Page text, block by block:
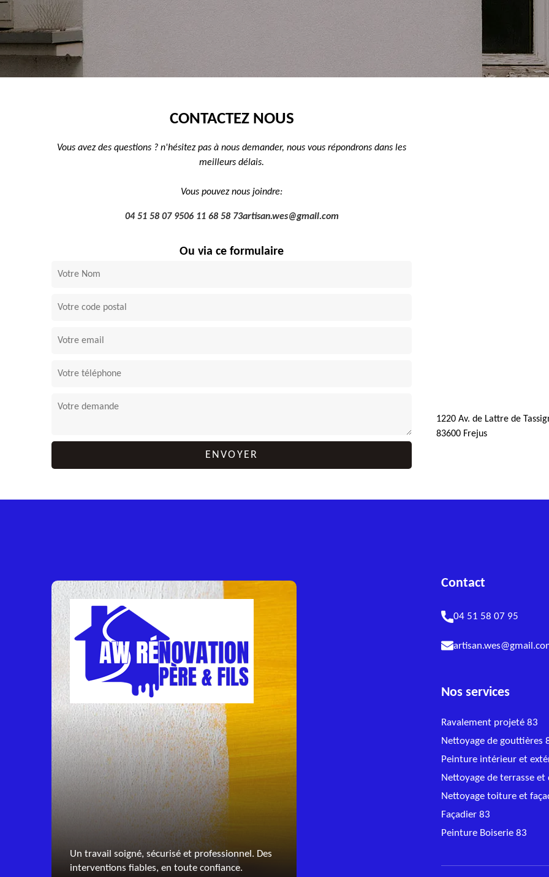
CONTACTEZ NOUS
Vous avez des questions ? n'hésitez pas à nous demander, nous vous répondrons dans les
meilleurs délais.
Vous pouvez nous joindre:
04 51 58 07 9506 11 68 58 73artisan.wes@gmail.com
Ou via ce formulaire
1220 Av. de Lattre de
83600 Frejus
Un travail soigné, sécurisé et professionnel. Des
interventions fiables, en toute confiance.
Contact
04 51 58 07 95
Nos services
Ravalement projeté 83
Nettoyage de gouttières
Peinture intérieur et
Nettoyage de terrasse et
Nettoyage toiture et
Façadier 83
Peinture Boiserie 83